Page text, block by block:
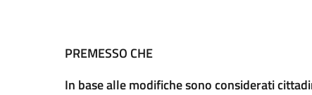
PREMESSO CHE
In base alle modifiche sono considerati